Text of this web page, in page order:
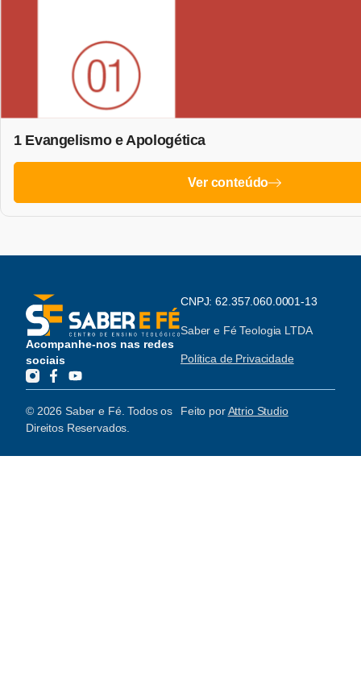
1 Evangelismo e Apologética
Ver conteúdo
Acompanhe-nos nas redes
sociais
CNPJ: 62.357.060.0001-13
Saber e Fé Teologia LTDA
Política de Privacidade
© 2026 Saber e Fé. Todos os
Direitos Reservados.
Feito porAttrio Studio